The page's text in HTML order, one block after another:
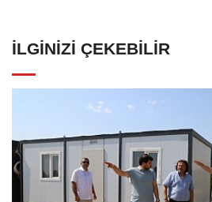
İLGINIZI ÇEKEBILIR